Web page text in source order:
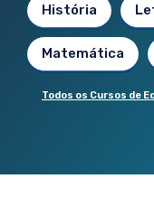
História
Matemática
Todos os Cursos de